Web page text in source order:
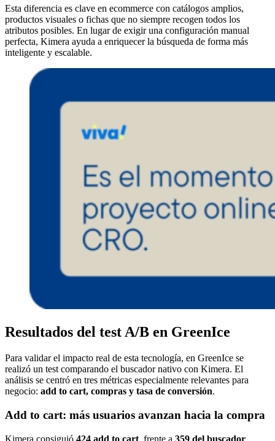
Esta diferencia es clave en ecommerce con catálogos amplios,
productos visuales o fichas que no siempre recogen todos los
atributos posibles. En lugar de exigir una configuración manual
perfecta, Kimera ayuda a enriquecer la búsqueda de forma más
inteligente y escalable.
Resultados del test A/B en GreenIce
Para validar el impacto real de esta tecnología, en GreenIce se
realizó un test comparando el buscador nativo con Kimera. El
análisis se centró en tres métricas especialmente relevantes para
negocio: add to cart, compras y tasa de conversión.
Add to cart: más usuarios avanzan hacia la compra
Kimera consiguió 424 add to cart , frente a 359 del buscador